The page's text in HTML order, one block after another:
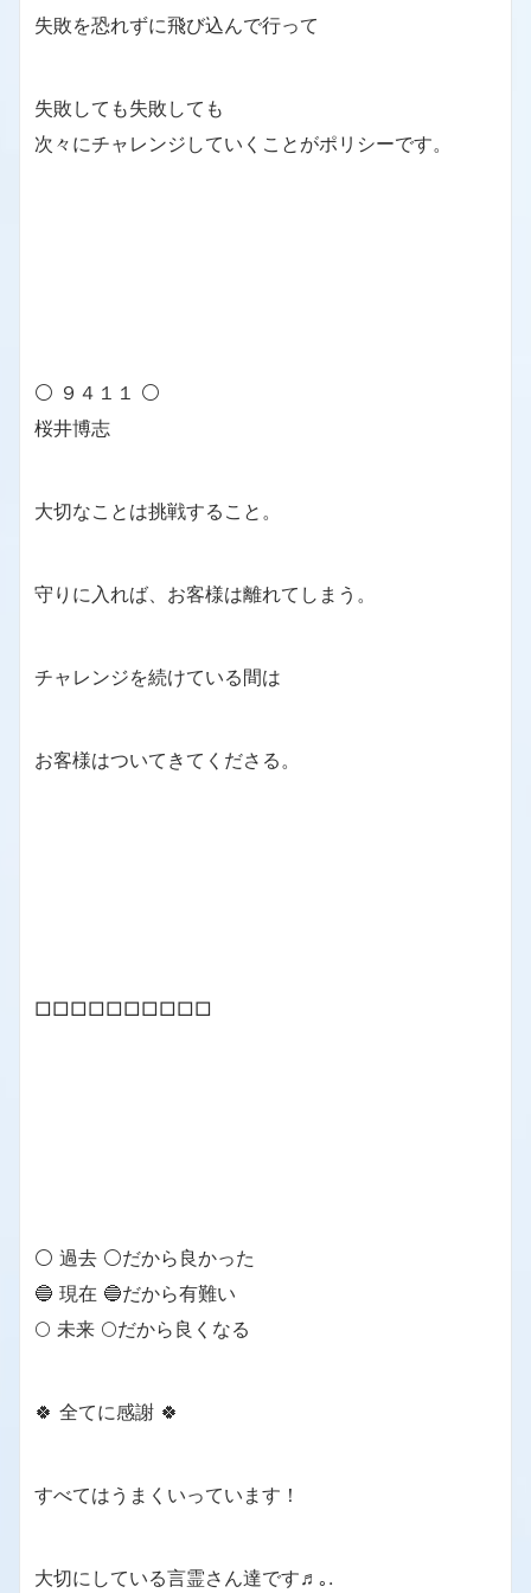
失敗を恐れずに飛び込んで行って
失敗しても失敗しても
次々にチャレンジしていくことがポリシーです。
⚪ ９４１１ ⚪
桜井博志
大切なことは挑戦すること。
守りに入れば、お客様は離れてしまう。
チャレンジを続けている間は
お客様はついてきてくださる。
□□□□□□□□□□
⚪ 過去 ⚪だから良かった
🔵 現在 🔵だから有難い
🌕 未来 🌕だから良くなる
🍀 全てに感謝 🍀
すべてはうまくいっています！
大切にしている言霊さん達です♬｡.